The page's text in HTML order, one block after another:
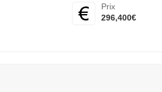
Prix
296,400€